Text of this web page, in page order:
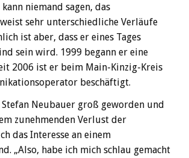
niemand sagen, das
sehr unterschiedliche Verläufe
ist aber, dass er eines Tages
sein wird. 1999 begann er eine
2006 ist er beim Main-Kinzig-Kreis
beschäftigt.
Neubauer groß geworden und
zunehmenden Verlust der
das Interesse an einem
„Also, habe ich mich schlau gemacht